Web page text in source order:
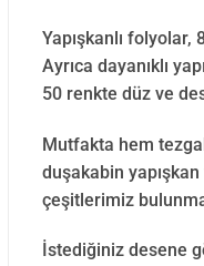
Yapışkanlı folyolar,
Ayrıca dayanıklı
50 renkte düz ve
Mutfakta hem
duşakabin
çeşitlerimiz
İstediğiniz desene